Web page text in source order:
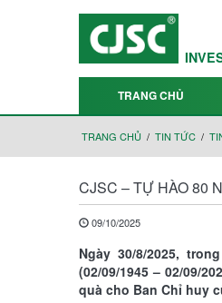
TRANG CHỦ
TRANG CHỦ TIN TỨC
CJSC – TỰ HÀO 80
09/10/2025
Ngày 30/8/2025,
(02/09/1945 – 02/09/
quà cho Ban Chỉ huy